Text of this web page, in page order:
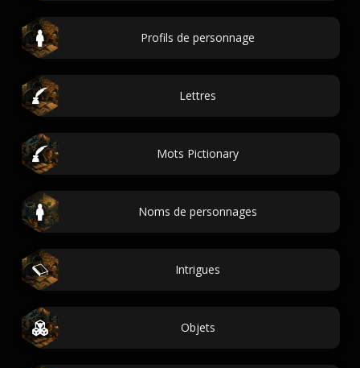
Profils de personnage
Lettres
Mots Pictionary
Noms de personnages
Intrigues
Objets